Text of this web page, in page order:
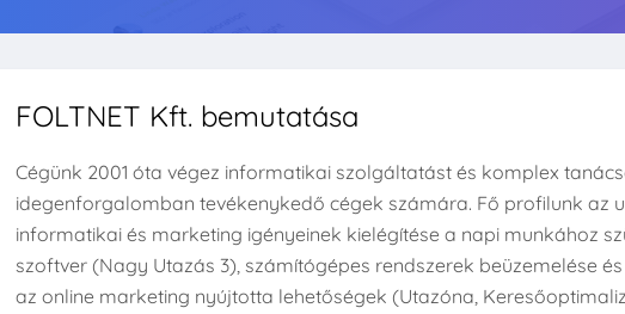
FOLTNET Kft. bemutatása
Cégünk 2001 óta végez informatikai szolgáltatást és komplex
idegenforgalomban tevékenykedő cégek számára. Fő profilunk az
informatikai és marketing igényeinek kielégítése a napi munkához
szoftver (Nagy Utazás 3), számítógépes rendszerek beüzemelése
az online marketing nyújtotta lehetőségek (Utazóna,